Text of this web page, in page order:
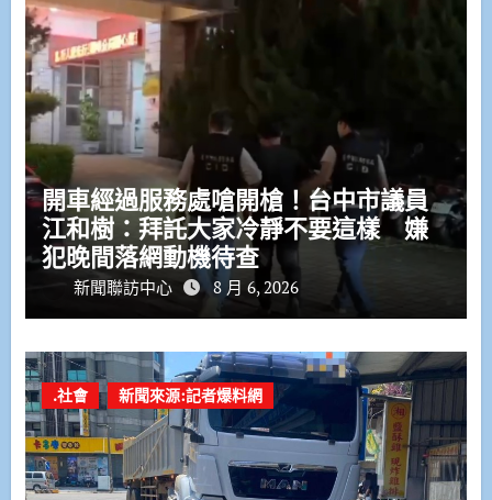
開車經過服務處嗆開槍！台中市議員
江和樹：拜託大家冷靜不要這樣 嫌
犯晚間落網動機待查
新聞聯訪中心 8 月 6, 2026
.社會 新聞來源:記者爆料網